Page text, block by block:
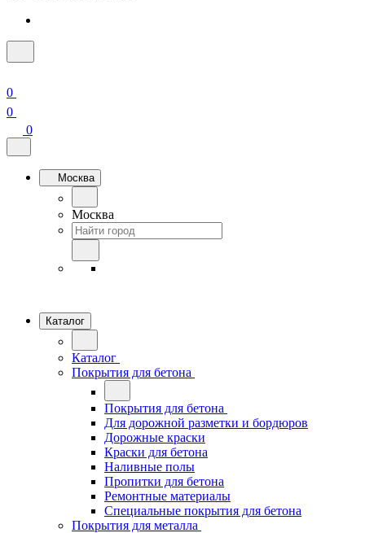
0
0
0
Москва
Москва
Каталог
Каталог
Покрытия для бетона
Покрытия для бетона
Для дорожной разметки и бордюров
Дорожные краски
Краски для бетона
Наливные полы
Пропитки для бетона
Ремонтные материалы
Специальные покрытия для бетона
Покрытия для металла